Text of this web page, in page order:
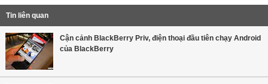
Tin liên quan
Cận cảnh BlackBerry Priv, điện thoại đầu tiên chạy Android
của BlackBerry